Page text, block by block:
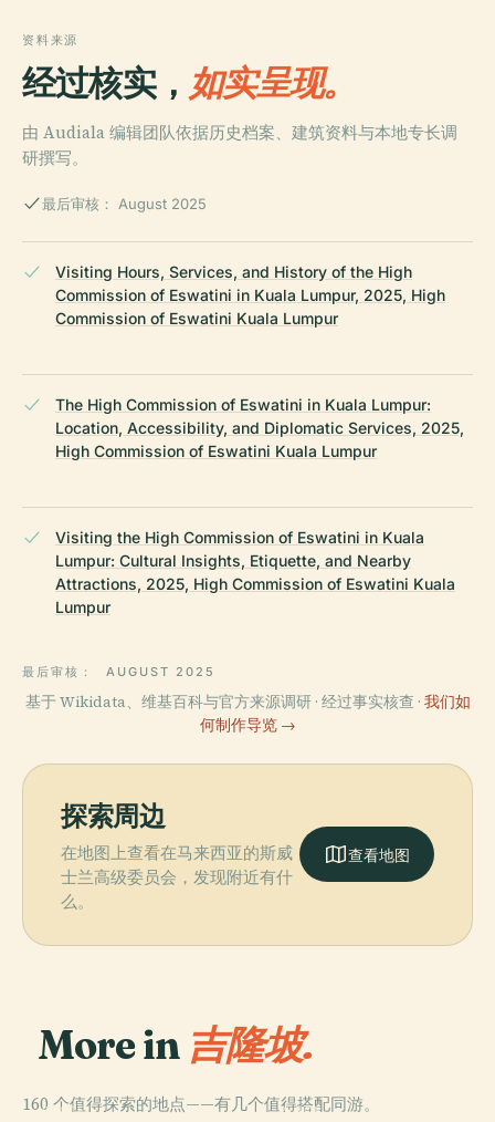
资料来源
经过核实， 如实呈现。
由 Audiala 编辑团队依据历史档案、建筑资料与本地专长调
研撰写。
最后审核： August 2025
Visiting Hours, Services, and History of the High
Commission of Eswatini in Kuala Lumpur, 2025, High
Commission of Eswatini Kuala Lumpur
The High Commission of Eswatini in Kuala Lumpur:
Location, Accessibility, and Diplomatic Services, 2025,
High Commission of Eswatini Kuala Lumpur
Visiting the High Commission of Eswatini in Kuala
Lumpur: Cultural Insights, Etiquette, and Nearby
Attractions, 2025, High Commission of Eswatini Kuala
Lumpur
最后审核： AUGUST 2025
基于 Wikidata、维基百科与官方来源调研 · 经过事实核查 · 我们如
何制作导览 →
探索周边
在地图上查看在马来西亚的斯威
士兰高级委员会，发现附近有什
么。
查看地图
More in 吉隆坡.
160 个值得探索的地点——有几个值得搭配同游。
PLACE PLACE